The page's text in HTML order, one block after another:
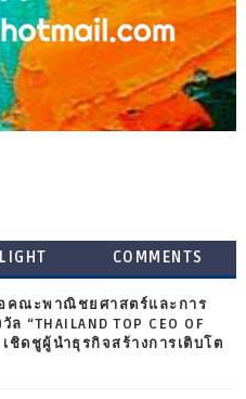
COMMENTS
อคณะพาณิชยศาสตร์และการ
“THAILAND TOP CEO OF
เชิดชูผู้นำธุรกิจสร้างการเติบโต